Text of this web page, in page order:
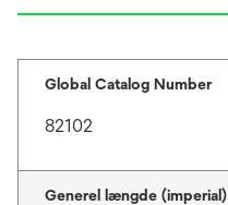
Global Catalog Number
82102
Generel længde (imperial)